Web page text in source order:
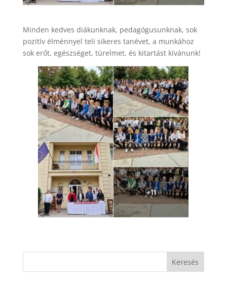
Minden kedves diákunknak, pedagógusunknak, sok
pozitív élménnyel teli sikeres tanévet, a munkához
sok erőt, egészséget, türelmet, és kitartást kívánunk!